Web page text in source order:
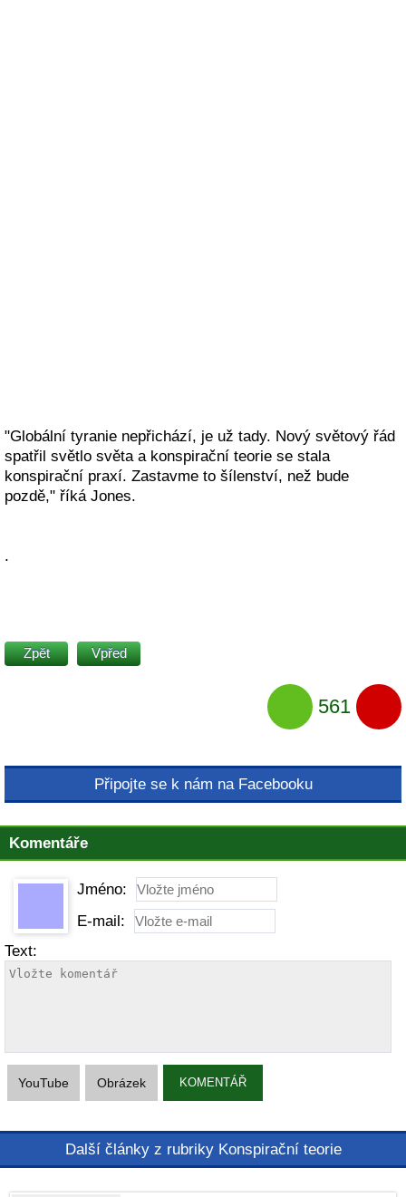
"Globální tyranie nepřichází, je už tady. Nový světový řád
spatřil světlo světa a konspirační teorie se stala
konspirační praxí. Zastavme to šílenství, než bude
pozdě," říká Jones.
.
Zpět Vpřed
561
Připojte se k nám na Facebooku
Komentáře
Jméno:
E-mail:
Text:
YouTube Obrázek KOMENTÁŘ
Další články z rubriky Konspirační teorie